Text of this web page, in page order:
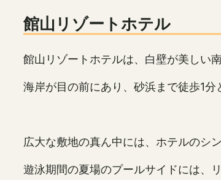
館山リゾートホテル
館山リゾートホテルは、白壁が美しい
海岸が目の前にあり、砂浜まで徒歩1分
広大な敷地の真ん中には、ホテルのシ
遊泳期間の夏場のプールサイドには、